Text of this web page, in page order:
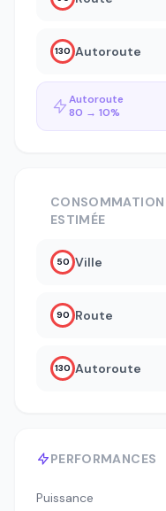
130 Autoroute
Autoroute
80 → 10%
PERFORMANCES
Puissance
CONSOMMATION
ESTIMÉE
50 Ville
90 Route
130 Autoroute